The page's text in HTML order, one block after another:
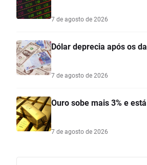
7 de agosto de 2026
Dólar deprecia após os
7 de agosto de 2026
Ouro sobe mais 3% e
7 de agosto de 2026